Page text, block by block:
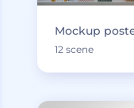
Mockup
12 scene